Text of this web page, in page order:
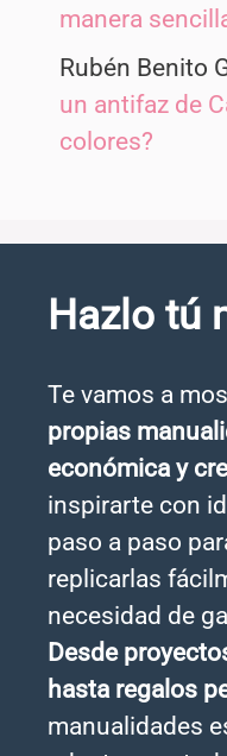
manera
Rubén Benito
un antifaz de
colores?
Hazlo tú
Te vamos a
propias
económica y
inspirarte con
paso a paso
replicarlas
necesidad de
Desde
hasta regalos
manualidades